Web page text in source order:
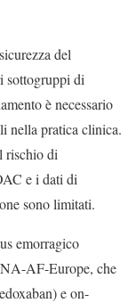
del
sottogruppi di
è necessario
nella pratica clinica.
rischio di
e i dati di
sono limitati.
emorragico
AF-Europe, che
e on-